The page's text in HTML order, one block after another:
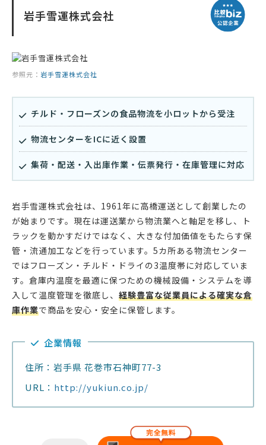
岩手雪運株式会社
参照元： 岩手雪運株式会社
チルド・フローズンの食品物流を小ロットから受注
物流センターをICに近く設置
集荷・配送・入出庫作業・伝票発行・在庫管理に対応
岩手雪運株式会社は、1961年に高橋運送として創業したの
が始まりです。現在は運送業から物流業へと軸足を移し、ト
ラックを動かすだけではなく、大きな付加価値をもたらす保
管・流通加工などを行っています。5カ所ある物流センター
ではフローズン・チルド・ドライの3温度帯に対応していま
す。倉庫内温度を最適に保つための機械設備・システムを導
入して温度管理を徹底し、 経験豊富な従業員による確実な倉
庫作業で商品を安心・安全に保管します。
企業情報
住所：岩手県 花巻市石神町77-3
URL： http://yukiun.co.jp/